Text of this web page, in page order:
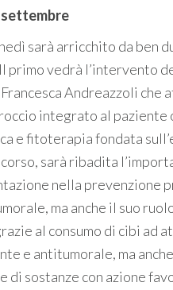
settembre
sarà arricchito da ben
primo vedrà l’intervento
Andreazzoli che
integrato al paziente
e fitoterapia fondata
sarà ribadita
nella prevenzione
ma anche il suo
al consumo di cibi ad
e antitumorale, ma
di sostanze con azione